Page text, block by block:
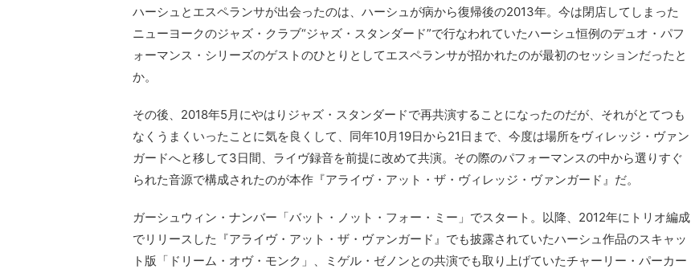
ハーシュとエスペランサが出会ったのは、ハーシュが病から復帰後の2013年。今は閉店してしまった
ニューヨークのジャズ・クラブ“ジャズ・スタンダード”で行なわれていたハーシュ恒例のデュオ・パフ
ォーマンス・シリーズのゲストのひとりとしてエスペランサが招かれたのが最初のセッションだったと
か。
その後、2018年5月にやはりジャズ・スタンダードで再共演することになったのだが、それがとてつも
なくうまくいったことに気を良くして、同年10月19日から21日まで、今度は場所をヴィレッジ・ヴァン
ガードへと移して3日間、ライヴ録音を前提に改めて共演。その際のパフォーマンスの中から選りすぐ
られた音源で構成されたのが本作『アライヴ・アット・ザ・ヴィレッジ・ヴァンガード』だ。
ガーシュウィン・ナンバー「バット・ノット・フォー・ミー」でスタート。以降、2012年にトリオ編成
でリリースした『アライヴ・アット・ザ・ヴァンガード』でも披露されていたハーシュ作品のスキャッ
ト版「ドリーム・オヴ・モンク」、ミゲル・ゼノンとの共演でも取り上げていたチャーリー・パーカー